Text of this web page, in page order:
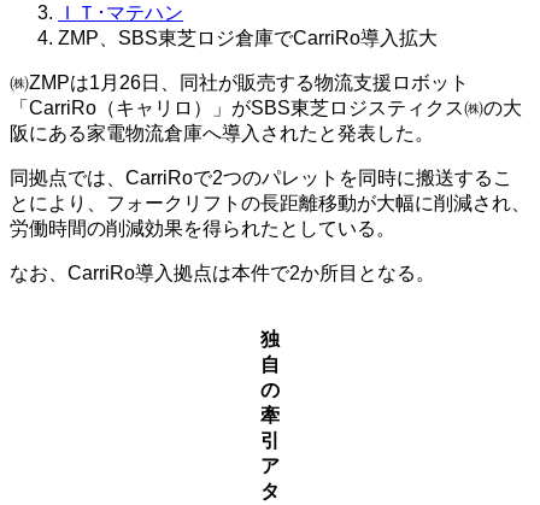
ＩＴ･マテハン
ZMP、SBS東芝ロジ倉庫でCarriRo導入拡大
㈱ZMPは1月26日、同社が販売する物流支援ロボット
「CarriRo（キャリロ）」がSBS東芝ロジスティクス㈱の大
阪にある家電物流倉庫へ導入されたと発表した。
同拠点では、CarriRoで2つのパレットを同時に搬送するこ
とにより、フォークリフトの長距離移動が大幅に削減され、
労働時間の削減効果を得られたとしている。
なお、CarriRo導入拠点は本件で2か所目となる。
独
自
の
牽
引
ア
タ